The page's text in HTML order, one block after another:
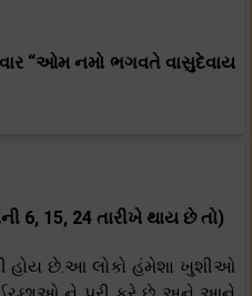
“ઓમ નમો ભગવતે વાસુદેવાય
6, 15, 24 તારીખે થાય છે તો)
હોય છે.આ લોકો હંમેશા ખુશીઓ